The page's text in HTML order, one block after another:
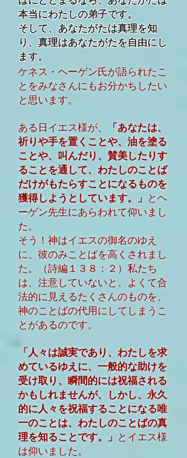
本当にわたしの弟子です。
そして、あなたがたは真理を知
り、真理はあなたがたを自由にし
ます。
ケネス・ヘーゲン氏が語られたこ
とをみなさんにもお分かちしたい
と思います。
ある日イエス様が、
「あなたは、
祈りや手を置くことや、油を塗る
ことや、叫んだり、賛美したりす
ることを通して、わたしのことば
だけがもたらすことになるものを
獲得しようとしています。」 とヘ
ーゲン先生にあらわれて仰いまし
た。
そう！神はイエスの御名のゆえ
に、彼のみことばを高くされまし
た。（詩編１３８：２）私たち
は、注意していないと、よくて合
法的に見えるたくさんのものを、
神のことばの代用にしてしまうこ
とがあるのです。
「人々は誠実であり、わたしを求
めているゆえに、一般的な助けを
受け取り、瞬間的には祝福される
かもしれませんが、しかし、永久
的に人々を祝福することになる唯
一のことは、わたしのことばの真
理を知ることです。」 とイエス様
は仰いました。